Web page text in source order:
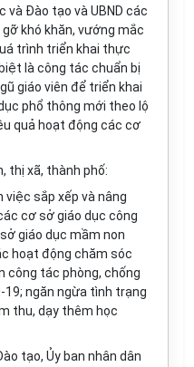
và Đào tạo và UBND các
khó khăn, vướng mắc
trình triển khai thực
là công tác chuẩn bị
giáo viên để triển khai
phổ thông mới theo lộ
quả hoạt động các cơ
thị xã, thành phố:
sắp xếp và nâng
cơ sở giáo dục công
giáo dục mầm non
hoạt động chăm sóc
công tác phòng, chống
19; ngăn ngừa tình trạng
thu, dạy thêm học
tạo, Ủy ban nhân dân